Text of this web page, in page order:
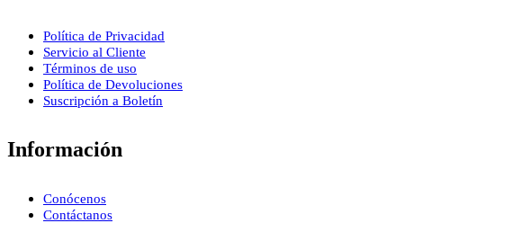
Política de Privacidad
Servicio al Cliente
Términos de uso
Política de Devoluciones
Suscripción a Boletín
Información
Conócenos
Contáctanos